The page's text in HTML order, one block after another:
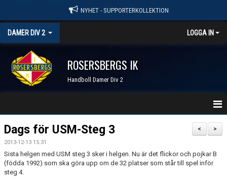
NYHET - SUPPORTERKOLLEKTION
DAMER DIV 2 LOGGA IN
ROSERSBERGS IK
Handboll Damer Div 2
STARTSIDA
NYHETER
KALENDER
>
<
Dags för USM-Steg 3
2013-12-13 15:31
Sista helgen med USM steg 3 sker i helgen. Nu är det flickor och pojkar B
(födda 1992) som ska göra upp om de 32 platser som står till spel inför
steg 4.